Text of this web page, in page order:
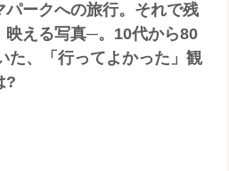
ークへの旅行。それで残
映える写真─。10代から80
た、「行ってよかった」観
?